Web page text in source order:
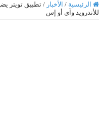
الرئيسية / الأخبار / تطبيق تويتر
للأندرويد وآي أو إس